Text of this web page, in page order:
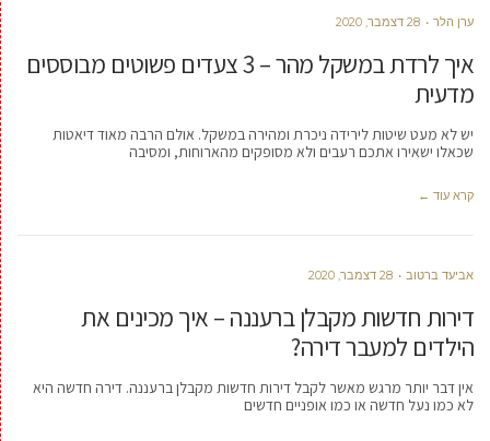
ערן הלר 28 דצמבר, 2020
איך לרדת במשקל מהר – 3 צעדים פשוטים מבוססים
מדעית
יש לא מעט שיטות לירידה ניכרת ומהירה במשקל. אולם הרבה מאוד דיאטות
שכאלו ישאירו אתכם רעבים ולא מסופקים מהארוחות, ומסיבה
קרא עוד ←
אביעד ברטוב 28 דצמבר, 2020
דירות חדשות מקבלן ברעננה – איך מכינים את
הילדים למעבר דירה?
אין דבר יותר מרגש מאשר לקבל דירות חדשות מקבלן ברעננה. דירה חדשה היא
לא כמו נעל חדשה או כמו אופניים חדשים